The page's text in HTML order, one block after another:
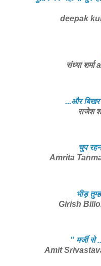
deepak
संध्या शर्मा
...और बिखर
राजेश
चुप
Amrita
भीड़
Girish
" मर्जी
Amit